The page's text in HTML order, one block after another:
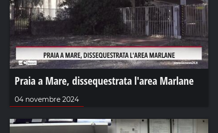
Praia a Mare, dissequestrata l'area Marlane
04 novembre 2024